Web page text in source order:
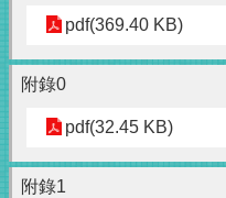
pdf(369.40 KB)
附錄0
pdf(32.45 KB)
附錄1